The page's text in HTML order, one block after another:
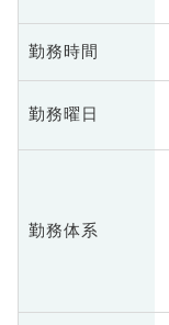
勤務時間
勤務曜日
勤務体系